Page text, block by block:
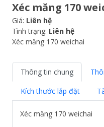
Xéc măng 170
Giá: Liên hệ
Tình trạng: Liên hệ
Xéc măng 170 weichai
Thông tin chung
Kích thước lắp đặt
Xéc măng 170 weichai